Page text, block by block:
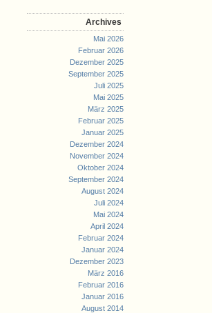
Archives
Mai 2026
Februar 2026
Dezember 2025
September 2025
Juli 2025
Mai 2025
März 2025
Februar 2025
Januar 2025
Dezember 2024
November 2024
Oktober 2024
September 2024
August 2024
Juli 2024
Mai 2024
April 2024
Februar 2024
Januar 2024
Dezember 2023
März 2016
Februar 2016
Januar 2016
August 2014